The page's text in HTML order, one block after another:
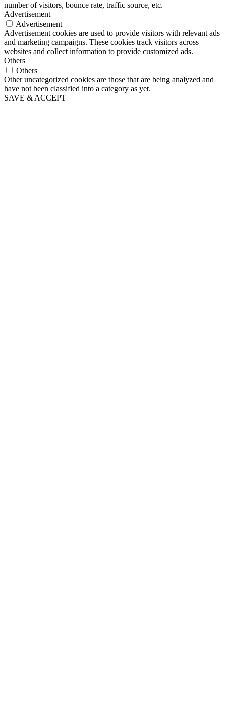
number of visitors, bounce rate, traffic source, etc.
Advertisement
Advertisement
Advertisement cookies are used to provide visitors with relevant ads
and marketing campaigns. These cookies track visitors across
websites and collect information to provide customized ads.
Others
Others
Other uncategorized cookies are those that are being analyzed and
have not been classified into a category as yet.
SAVE & ACCEPT